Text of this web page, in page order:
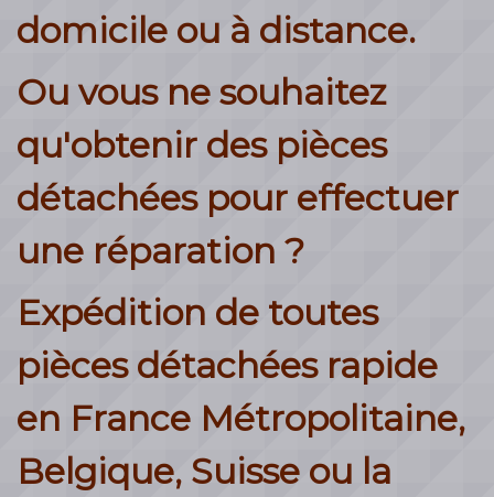
domicile ou à distance.
Ou vous ne souhaitez
qu'obtenir des pièces
détachées pour effectuer
une réparation ?
Expédition de toutes
pièces détachées rapide
en France Métropolitaine,
Belgique, Suisse ou la